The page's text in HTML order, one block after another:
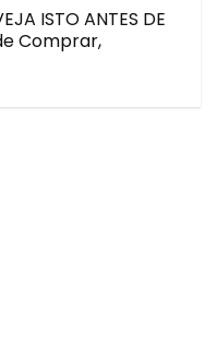
ISTO ANTES DE
Comprar,